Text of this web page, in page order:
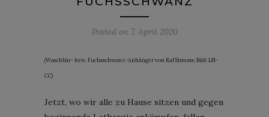
Posted on 7. April 2020
(Waschbär- bzw. Fuchsschwanz-Anhänger von Raf Simons; Bild: LN-
CC)
Jetzt, wo wir alle zu Hause sitzen und gegen